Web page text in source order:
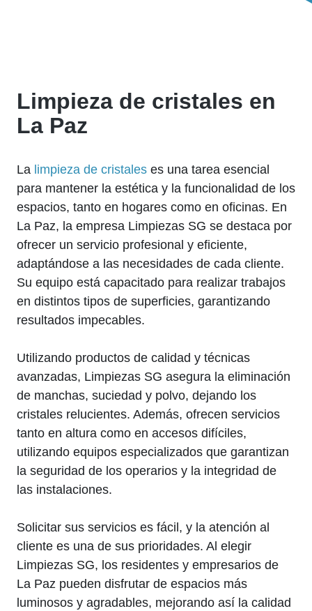
Limpieza de cristales en
La Paz
La limpieza de cristales es una tarea esencial
para mantener la estética y la funcionalidad de los
espacios, tanto en hogares como en oficinas. En
La Paz, la empresa Limpiezas SG se destaca por
ofrecer un servicio profesional y eficiente,
adaptándose a las necesidades de cada cliente.
Su equipo está capacitado para realizar trabajos
en distintos tipos de superficies, garantizando
resultados impecables.
Utilizando productos de calidad y técnicas
avanzadas, Limpiezas SG asegura la eliminación
de manchas, suciedad y polvo, dejando los
cristales relucientes. Además, ofrecen servicios
tanto en altura como en accesos difíciles,
utilizando equipos especializados que garantizan
la seguridad de los operarios y la integridad de
las instalaciones.
Solicitar sus servicios es fácil, y la atención al
cliente es una de sus prioridades. Al elegir
Limpiezas SG, los residentes y empresarios de
La Paz pueden disfrutar de espacios más
luminosos y agradables, mejorando así la calidad